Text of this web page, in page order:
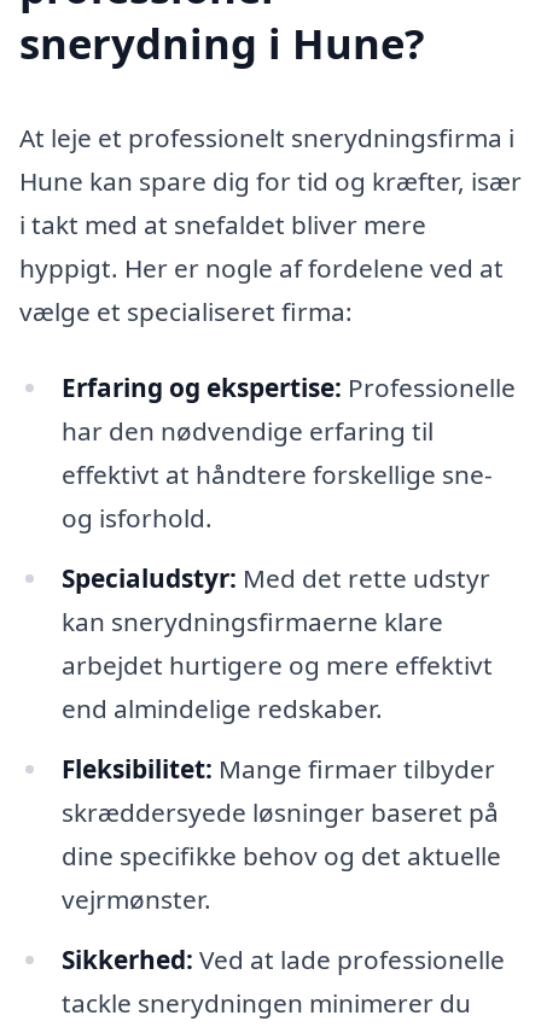
snerydning i Hune?
At leje et professionelt snerydningsfirma i
Hune kan spare dig for tid og kræfter, især
i takt med at snefaldet bliver mere
hyppigt. Her er nogle af fordelene ved at
vælge et specialiseret firma:
Erfaring og ekspertise: Professionelle
har den nødvendige erfaring til
effektivt at håndtere forskellige sne-
og isforhold.
Specialudstyr: Med det rette udstyr
kan snerydningsfirmaerne klare
arbejdet hurtigere og mere effektivt
end almindelige redskaber.
Fleksibilitet: Mange firmaer tilbyder
skræddersyede løsninger baseret på
dine specifikke behov og det aktuelle
vejrmønster.
Sikkerhed: Ved at lade professionelle
tackle snerydningen minimerer du